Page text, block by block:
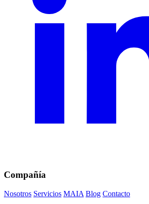
Compañía
Nosotros Servicios MAIA Blog Contacto